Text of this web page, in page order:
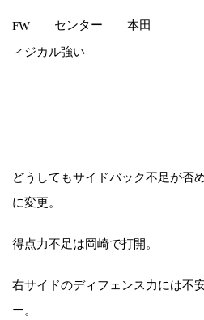
FW センター 本田
ィジカル強い
どうしてもサイドバック不足が否
に変更。
得点力不足は岡崎で打開。
右サイドのディフェンス力には不
ー。